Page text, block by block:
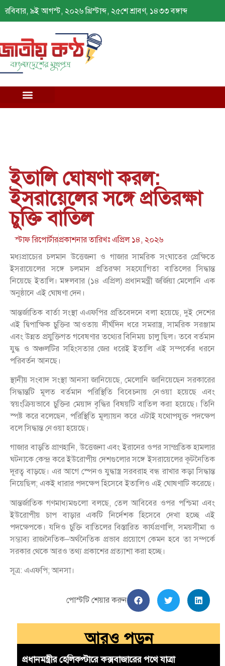
রবিবার, ৯ই আগস্ট, ২০২৬ খ্রিস্টাব্দ, ২৫শে শ্রাবণ, ১৪৩৩ বঙ্গাব্দ
ইতালি ঘোষণা করল:
ইসরায়েলের সঙ্গে প্রতিরক্ষা
চুক্তি বাতিল
স্টাফ রিপোর্টারপ্রকাশনার তারিখঃএপ্রিল ১৪, ২০২৬
মধ্যপ্রাচ্যের চলমান উত্তেজনা ও গাজার সামরিক সংঘাতের প্রেক্ষিতে
ইসরায়েলের সঙ্গে চলমান প্রতিরক্ষা সহযোগিতা বাতিলের সিদ্ধান্ত
নিয়েছে ইতালি। মঙ্গলবার (১৪ এপ্রিল) প্রধানমন্ত্রী জর্জিয়া মেলোনি এক
অনুষ্ঠানে এই ঘোষণা দেন।
আন্তর্জাতিক বার্তা সংস্থা এএফপির প্রতিবেদনে বলা হয়েছে, দুই দেশের
এই দ্বিপাক্ষিক চুক্তির আওতায় দীর্ঘদিন ধরে সমরাস্ত্র, সামরিক সরঞ্জাম
এবং উন্নত প্রযুক্তিগত গবেষণার তথ্যের বিনিময় চালু ছিল। তবে বর্তমান
যুদ্ধ ও অঞ্চলটির সহিংসতার জের ধরেই ইতালি এই সম্পর্কের ধরনে
পরিবর্তন আনছে।
স্থানীয় সংবাদ সংস্থা আনসা জানিয়েছে, মেলোনি জানিয়েছেন সরকারের
সিদ্ধান্তটি মূলত বর্তমান পরিস্থিতি বিবেচনায় নেওয়া হয়েছে এবং
স্বয়ংক্রিয়ভাবে চুক্তির মেয়াদ বৃদ্ধির বিষয়টি বাতিল করা হয়েছে। তিনি
স্পষ্ট করে বলেছেন, পরিস্থিতি মূল্যায়ন করে এটাই যথোপযুক্ত পদক্ষেপ
বলে সিদ্ধান্ত নেওয়া হয়েছে।
গাজার বাড়তি প্রাণহানি, উত্তেজনা এবং ইরানের ওপর সাম্প্রতিক হামলার
ঘটনাকে কেন্দ্র করে ইউরোপীয় দেশগুলোর সঙ্গে ইসরায়েলের কূটনৈতিক
দূরত্ব বাড়ছে। এর আগে স্পেনও যুদ্ধাস্ত্র সরবরাহ বন্ধ রাখার কড়া সিদ্ধান্ত
নিয়েছিল; একই ধারার পদক্ষেপ হিসেবে ইতালিও এই ঘোষণাটি করেছে।
আন্তর্জাতিক গণমাধ্যমগুলো বলছে, তেল আবিবের ওপর পশ্চিমা এবং
ইউরোপীয় চাপ বাড়ার একটি নির্দেশক হিসেবে দেখা হচ্ছে এই
পদক্ষেপকে। যদিও চুক্তি বাতিলের বিস্তারিত কার্যপ্রণালি, সময়সীমা ও
সম্ভাব্য রাজনৈতিক–অর্থনৈতিক প্রভাব প্রয়োগে কেমন হবে তা সম্পর্কে
সরকার থেকে আরও তথ্য প্রকাশের প্রত্যাশা করা হচ্ছে।
সূত্র: এএফপি; আনসা।
পোস্টটি শেয়ার করুন
আরও পড়ুন
প্রধানমন্ত্রীর হেলিকপ্টারে কক্সবাজারের পথে যাত্রা